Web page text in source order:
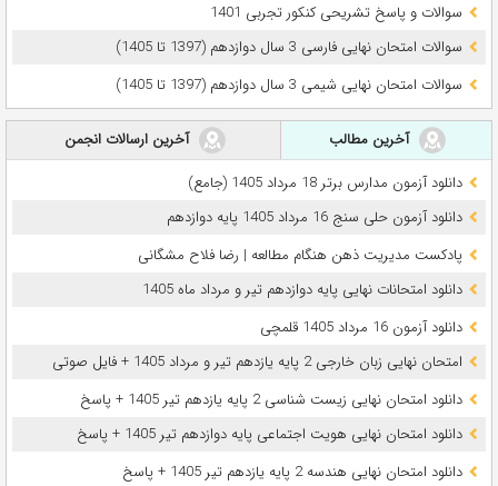
سوالات و پاسخ تشریحی کنکور تجربی 1401
سوالات امتحان نهایی فارسی 3 سال دوازدهم (1397 تا 1405)
سوالات امتحان نهایی شیمی 3 سال دوازدهم (1397 تا 1405)
آخرین مطالب
آخرین ارسالات انجمن
دانلود آزمون مدارس برتر 18 مرداد 1405 (جامع)
دانلود آزمون حلی سنج 16 مرداد 1405 پایه دوازدهم
پادکست مدیریت ذهن هنگام مطالعه | رضا فلاح مشگانی
دانلود امتحانات نهایی پایه دوازدهم تیر و مرداد ماه 1405
دانلود آزمون 16 مرداد 1405 قلمچی
امتحان نهایی زبان خارجی 2 پایه یازدهم تیر و مرداد 1405 + فایل صوتی
دانلود امتحان نهایی زیست شناسی 2 پایه یازدهم تیر 1405 + پاسخ
دانلود امتحان نهایی هویت اجتماعی پایه دوازدهم تیر 1405 + پاسخ
دانلود امتحان نهایی هندسه 2 پایه یازدهم تیر 1405 + پاسخ